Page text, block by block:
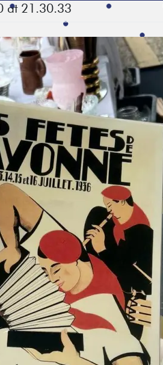
at 21.30.33